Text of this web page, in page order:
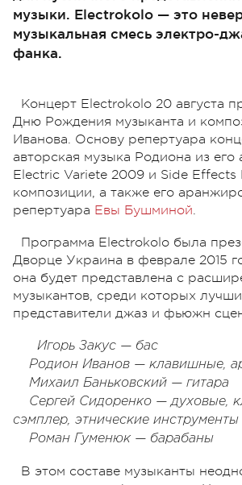
музыки. Electrokolo — это
музыкальная смесь электро-
фанка.
Концерт Electrokolo 20 августа
Дню Рождения музыканта и
Иванова. Основу репертуара
авторская музыка Родиона из его
Electric Variete 2009 и Side Effects
композиции, а также его
репертуара Евы Бушминой.
Программа Electrokolo была
Дворце Украина в феврале 2015
она будет представлена с
музыкантов, среди которых
представители джаз и фьюжн
Игорь Закус — бас
Родион Иванов — клавишные,
Михаил Баньковский — гитара
Сергей Сидоренко — духовые,
сэмплер, этнические инструменты
Роман Гуменюк — барабаны
В этом составе музыканты